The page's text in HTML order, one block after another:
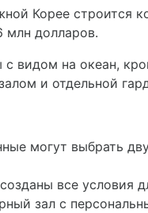
Корее строится
млн долларов.
видом на океан,
и отдельной
могут выбрать
все условия
зал с